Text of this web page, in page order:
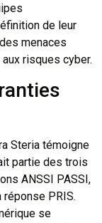
de leur
menaces
risques cyber.
Steria témoigne
partie des trois
ANSSI PASSI,
PRIS.
se